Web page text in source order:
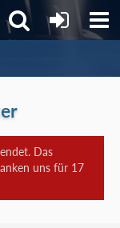
Das
uns für 17